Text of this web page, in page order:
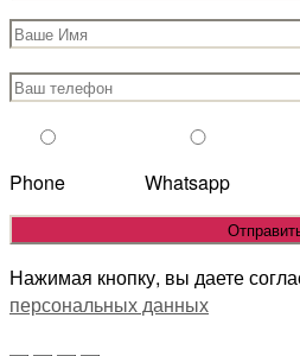
Phone Whatsapp
Нажимая кнопку, вы даете
персональных данных